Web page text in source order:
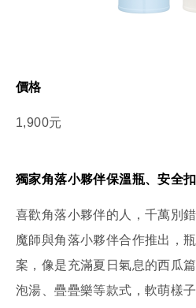
價格
1,900元
獨家角落小夥伴保溫瓶、安全
喜歡角落小夥伴的人，千萬別
魔師與角落小夥伴合作推出，
案，像是充滿夏日氣息的西瓜
泡湯、疊疊樂等款式，軟萌樣